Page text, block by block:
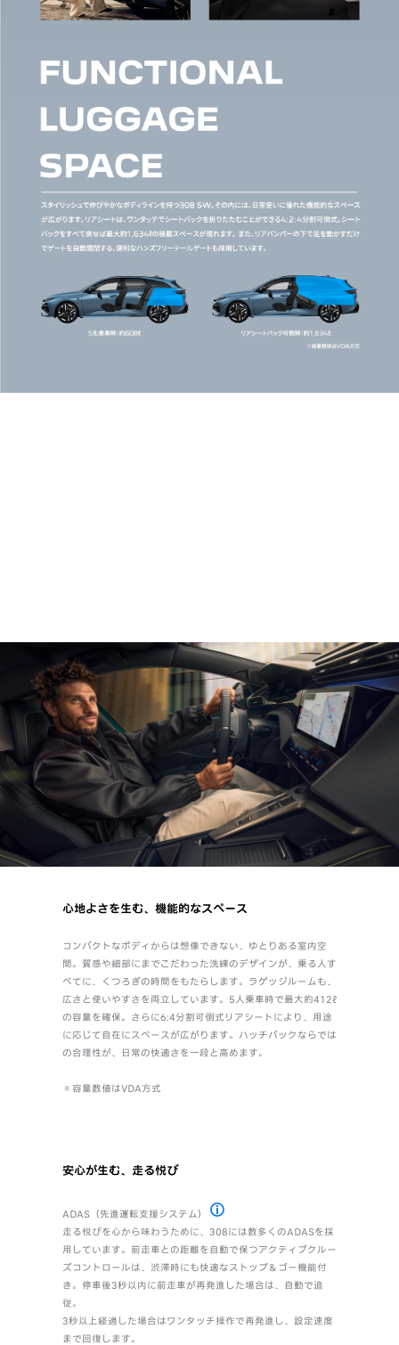
心地よさを生む、機能的なスペース
コンパクトなボディからは想像できない、ゆとりある室内空
間。質感や細部にまでこだわった洗練のデザインが、乗る人す
べてに、くつろぎの時間をもたらします。ラゲッジルームも、
広さと使いやすさを両立しています。5人乗車時で最大約412ℓ
の容量を確保。さらに6:4分割可倒式リアシートにより、用途
に応じて自在にスペースが広がります。ハッチバックならでは
の合理性が、日常の快適さを一段と高めます。
※容量数値はVDA方式
安心が生む、走る悦び
ADAS（先進運転支援システム）
各運転支援機能はドライバーの運転支援
走る悦びを心から味わうために、308には数多くのADASを採
用しています。前走車との距離を自動で保つアクティブクルー
ズコントロールは、渋滞時にも快適なストップ＆ゴー機能付
き。停車後3秒以内に前走車が再発進した場合は、自動で追
従。
3秒以上経過した場合はワンタッチ操作で再発進し、設定速度
まで回復します。